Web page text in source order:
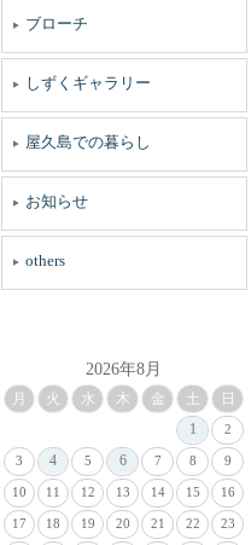
ブローチ
しずくギャラリー
屋久島での暮らし
お知らせ
others
2026年8月
月 火 水 木 金 土
日
1
2
3 4 5 6 7 8 9
10 11 12 13 14 15 16
17 18 19 20 21 22 23